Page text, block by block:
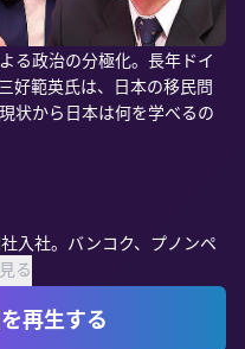
る政治の分極化。長年ドイ
好範英氏は、日本の移民問
状から日本は何を学べるの
入社。バンコク、プノンペ
る
再生する